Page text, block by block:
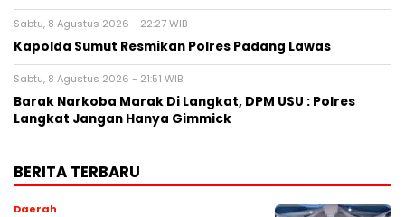
Sabtu, 8 Agustus 2026 - 22:27 WIB
Kapolda Sumut Resmikan Polres Padang Lawas
Sabtu, 8 Agustus 2026 - 21:51 WIB
Barak Narkoba Marak Di Langkat, DPM USU : Polres
Langkat Jangan Hanya Gimmick
BERITA TERBARU
Daerah